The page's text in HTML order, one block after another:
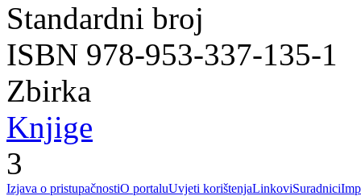
Standardni broj
ISBN 978-953-337-135-1
Zbirka
Knjige
3
Izjava o pristupačnostiO portaluUvjeti korištenjaLinkoviSuradnici